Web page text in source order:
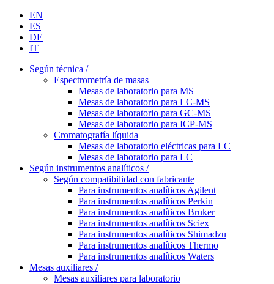
EN
ES
DE
IT
Según técnica /
Espectrometría de masas
Mesas de laboratorio para MS
Mesas de laboratorio para LC-MS
Mesas de laboratorio para GC-MS
Mesas de laboratorio para ICP-MS
Cromatografía líquida
Mesas de laboratorio eléctricas para LC
Mesas de laboratorio para LC
Según instrumentos analíticos /
Según compatibilidad con fabricante
Para instrumentos analíticos Agilent
Para instrumentos analíticos Perkin
Para instrumentos analíticos Bruker
Para instrumentos analíticos Sciex
Para instrumentos analíticos Shimadzu
Para instrumentos analíticos Thermo
Para instrumentos analíticos Waters
Mesas auxiliares /
Mesas auxiliares para laboratorio